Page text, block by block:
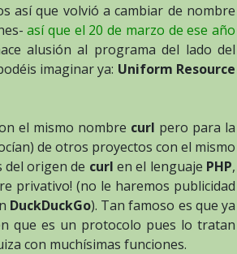
así que volvió a cambiar de nombre
así que el 20 de marzo de ese año
alusión al programa del lado del
imaginar ya: Uniform Resource
el mismo nombre curl pero para la
de otros proyectos con el mismo
del origen de curl en el lenguaje PHP,
privativo! (no le haremos publicidad
DuckDuckGo). Tan famoso es que ya
que es un protocolo pues lo tratan
con muchísimas funciones.